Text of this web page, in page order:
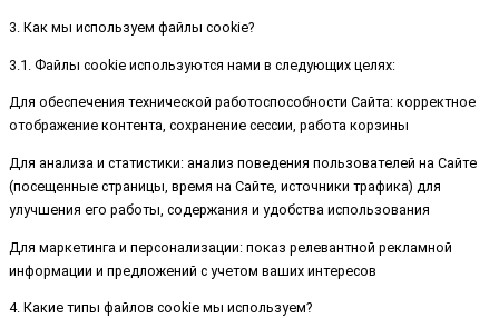
3. Как мы используем файлы cookie?
3.1. Файлы cookie используются нами в следующих целях:
Для обеспечения технической работоспособности Сайта: корректное
отображение контента, сохранение сессии, работа корзины
Для анализа и статистики: анализ поведения пользователей на Сайте
(посещенные страницы, время на Сайте, источники трафика) для
улучшения его работы, содержания и удобства использования
Для маркетинга и персонализации: показ релевантной рекламной
информации и предложений с учетом ваших интересов
4. Какие типы файлов cookie мы используем?